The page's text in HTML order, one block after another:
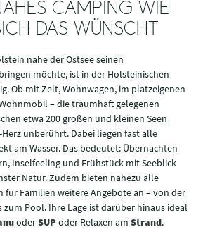
CAMPING WIE
DAS WÜNSCHT
nahe der Ostsee seinen
möchte, ist in der Holsteinischen
Ob mit Zelt, Wohnwagen, im platzeigenen
– die traumhaft gelegenen
etwa 200 großen und kleinen Seen
unberührt. Dabei liegen fast alle
am Wasser. Das bedeutet: Übernachten
Inselfeeling und Frühstück mit Seeblick
Natur. Zudem bieten nahezu alle
für Familien weitere Angebote an – von der
Pool. Ihre Lage ist darüber hinaus ideal
oderSUP oder Relaxen am Strand.